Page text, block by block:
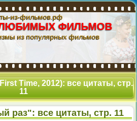
из-фильмов.рф
ФИЛЬМОВ
из популярных фильмов
Time, 2012): все цитаты, стр.
11
раз": все цитаты, стр. 11